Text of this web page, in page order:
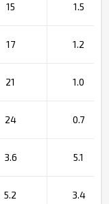
15 1.5
17 1.2
21 1.0
24 0.7
3.6 5.1
5.2 3.4